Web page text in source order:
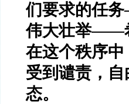
们要求的任务
伟大壮举——
在这个秩序
受到谴责，
态。